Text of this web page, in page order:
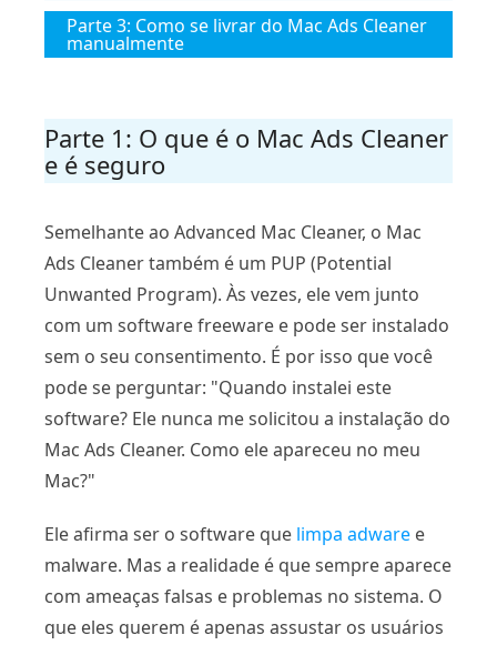
Parte 3: Como se livrar do Mac Ads Cleaner
manualmente
Parte 1: O que é o Mac Ads Cleaner
e é seguro
Semelhante ao Advanced Mac Cleaner, o Mac
Ads Cleaner também é um PUP (Potential
Unwanted Program). Às vezes, ele vem junto
com um software freeware e pode ser instalado
sem o seu consentimento. É por isso que você
pode se perguntar: "Quando instalei este
software? Ele nunca me solicitou a instalação do
Mac Ads Cleaner. Como ele apareceu no meu
Mac?"
Ele afirma ser o software que limpa adware e
malware. Mas a realidade é que sempre aparece
com ameaças falsas e problemas no sistema. O
que eles querem é apenas assustar os usuários